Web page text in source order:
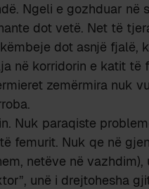
Ngeli e gozhduar në
dot vetë. Net të
dot asnjë fjalë,
në korridorin e katit të
zemërmira nuk
Nuk paraqiste
femurit. Nuk qe në
netëve në vazhdim),
unë i drejtohesha